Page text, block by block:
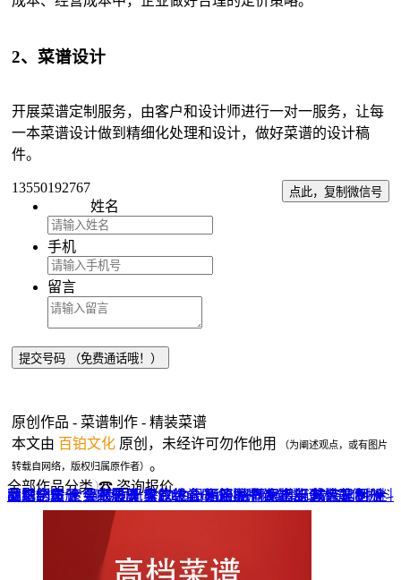
2、菜谱设计
开展菜谱定制服务，由客户和设计师进行一对一服务，让每
一本菜谱设计做到精细化处理和设计，做好菜谱的设计稿
件。
13550192767 点此，复制微信号
姓名
手机
留言
原创作品 - 菜谱制作 - 精装菜谱
本文由 百铂文化 原创，未经许可勿作他用
（为阐述观点，或有图片
转载自网络，版权归属原作者） 。
全部作品分类 ☎ 咨询报价
品牌全案 ▼ 宣传画册 VI+LOGO 企业刊物 包装设计 宣传物料
网站UI设计 导视设计 餐饮设计 酒店品牌设计 纪念相册 ▼
企业纪念册 聚会纪念册 毕业纪念册 领导/同事相册 成人礼相册
战友纪念册 个人影集 家庭/生日相册 旅行纪念册 精装定制 ▼
菜谱制作 企业邮册 光盘包装盒 高端楼书 家谱族谱 家具画册